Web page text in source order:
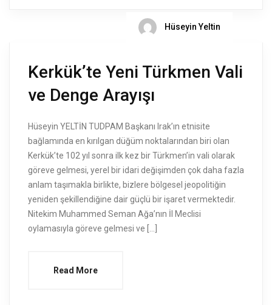
Hüseyin Yeltin
Kerkük’te Yeni Türkmen Vali
ve Denge Arayışı
Hüseyin YELTİN TUDPAM Başkanı Irak’ın etnisite
bağlamında en kırılgan düğüm noktalarından biri olan
Kerkük’te 102 yıl sonra ilk kez bir Türkmen’in vali olarak
göreve gelmesi, yerel bir idari değişimden çok daha fazla
anlam taşımakla birlikte, bizlere bölgesel jeopolitiğin
yeniden şekillendiğine dair güçlü bir işaret vermektedir.
Nitekim Muhammed Seman Ağa’nın İl Meclisi
oylamasıyla göreve gelmesi ve […]
Read More